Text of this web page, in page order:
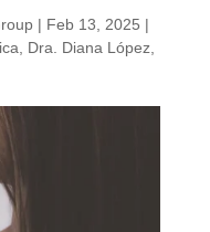
| Feb 13, 2025 |
, Dra. Diana López,